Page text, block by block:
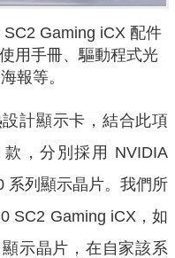
Gaming iCX 配件
用手冊、驅動程式光
報等。
計顯示卡，結合此項
，分別採用 NVIDIA
系列顯示晶片。我們所
SC2 Gaming iCX，如
示晶片，在自家該系